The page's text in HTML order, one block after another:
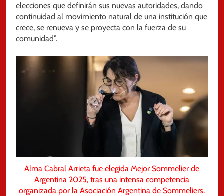
elecciones que definirán sus nuevas autoridades, dando
continuidad al movimiento natural de una institución que
crece, se renueva y se proyecta con la fuerza de su
comunidad”.
Alma Cabral Arrieta fue elegida Mejor Sommelier de
Argentina 2025, tras una intensa competencia
organizada por la Asociación Argentina de Sommeliers.